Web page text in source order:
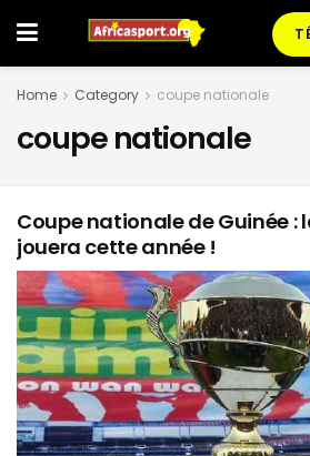
Home Category coupe nationale
coupe nationale
Coupe nationale de Guinée :
jouera cette année !